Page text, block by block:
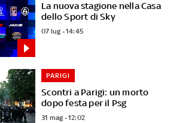
La nuova stagione nella Casa
dello Sport di Sky
07 lug - 14:45
Scontri a Parigi: un morto
dopo festa per il Psg
PARIGI
31 mag - 12:02